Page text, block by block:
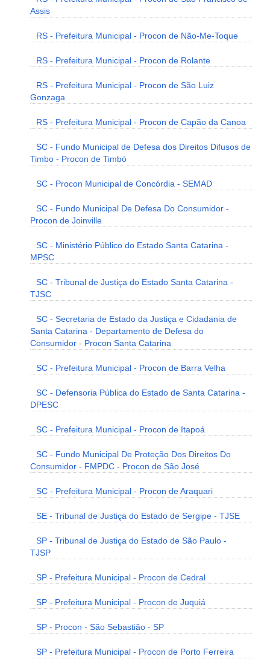
Assis
RS - Prefeitura Municipal - Procon de Não-Me-Toque
RS - Prefeitura Municipal - Procon de Rolante
RS - Prefeitura Municipal - Procon de São Luiz
Gonzaga
RS - Prefeitura Municipal - Procon de Capão da Canoa
SC - Fundo Municipal de Defesa dos Direitos Difusos de
Timbo - Procon de Timbó
SC - Procon Municipal de Concórdia - SEMAD
SC - Fundo Municipal De Defesa Do Consumidor -
Procon de Joinville
SC - Ministério Público do Estado Santa Catarina -
MPSC
SC - Tribunal de Justiça do Estado Santa Catarina -
TJSC
SC - Secretaria de Estado da Justiça e Cidadania de
Santa Catarina - Departamento de Defesa do
Consumidor - Procon Santa Catarina
SC - Prefeitura Municipal - Procon de Barra Velha
SC - Defensoria Pública do Estado de Santa Catarina -
DPESC
SC - Prefeitura Municipal - Procon de Itapoá
SC - Fundo Municipal De Proteção Dos Direitos Do
Consumidor - FMPDC - Procon de São José
SC - Prefeitura Municipal - Procon de Araquari
SE - Tribunal de Justiça do Estado de Sergipe - TJSE
SP - Tribunal de Justiça do Estado de São Paulo -
TJSP
SP - Prefeitura Municipal - Procon de Cedral
SP - Prefeitura Municipal - Procon de Juquiá
SP - Procon - São Sebastião - SP
SP - Prefeitura Municipal - Procon de Porto Ferreira